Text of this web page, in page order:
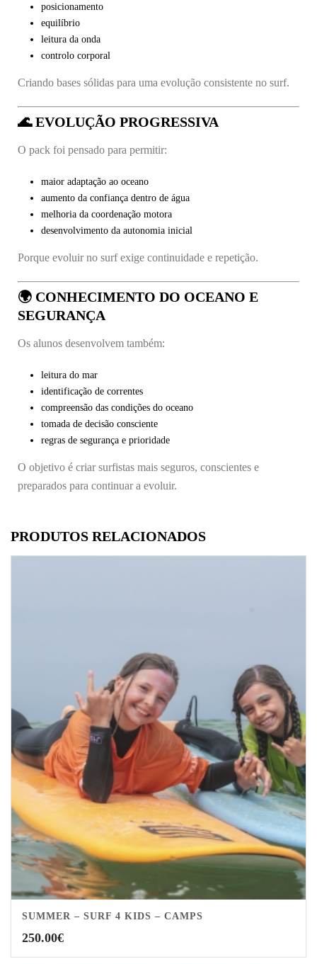
posicionamento
equilíbrio
leitura da onda
controlo corporal
Criando bases sólidas para uma evolução consistente no surf.
🌊 EVOLUÇÃO PROGRESSIVA
O pack foi pensado para permitir:
maior adaptação ao oceano
aumento da confiança dentro de água
melhoria da coordenação motora
desenvolvimento da autonomia inicial
Porque evoluir no surf exige continuidade e repetição.
🌍 CONHECIMENTO DO OCEANO E
SEGURANÇA
Os alunos desenvolvem também:
leitura do mar
identificação de correntes
compreensão das condições do oceano
tomada de decisão consciente
regras de segurança e prioridade
O objetivo é criar surfistas mais seguros, conscientes e
preparados para continuar a evoluir.
PRODUTOS RELACIONADOS
SUMMER – SURF 4 KIDS – CAMPS
250.00€